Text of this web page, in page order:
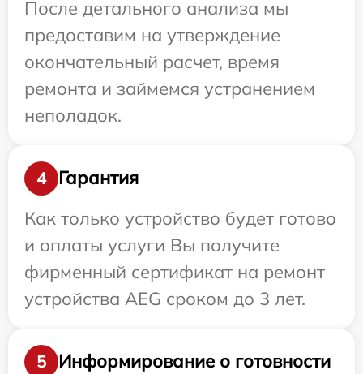
После детального анализа мы
предоставим на утверждение
окончательный расчет, время
ремонта и займемся устранением
неполадок.
4
Гарантия
Как только устройство будет готово
и оплаты услуги Вы получите
фирменный сертификат на ремонт
устройства AEG сроком до 3 лет.
5
Информирование о готовности